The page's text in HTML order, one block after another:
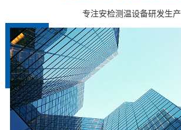
专注安检测温设备研发生产